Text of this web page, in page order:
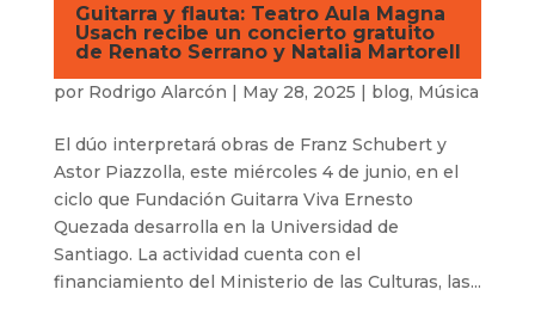
Guitarra y flauta: Teatro Aula Magna
Usach recibe un concierto gratuito
de Renato Serrano y Natalia Martorell
por Rodrigo Alarcón | May 28, 2025 | blog, Música
El dúo interpretará obras de Franz Schubert y
Astor Piazzolla, este miércoles 4 de junio, en el
ciclo que Fundación Guitarra Viva Ernesto
Quezada desarrolla en la Universidad de
Santiago. La actividad cuenta con el
financiamiento del Ministerio de las Culturas, las...